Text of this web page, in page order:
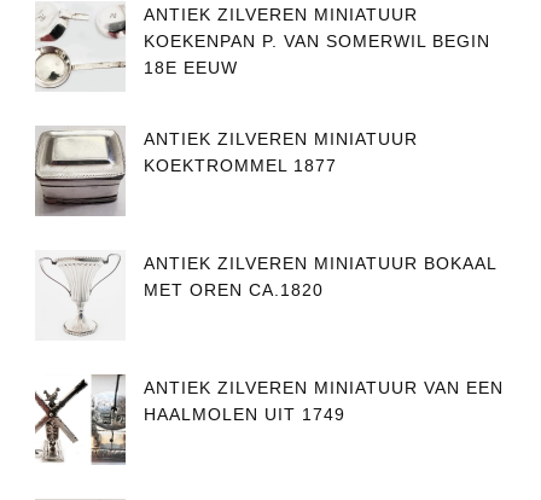
ANTIEK ZILVEREN MINIATUUR
KOEKENPAN P. VAN SOMERWIL BEGIN
18E EEUW
ANTIEK ZILVEREN MINIATUUR
KOEKTROMMEL 1877
ANTIEK ZILVEREN MINIATUUR BOKAAL
MET OREN CA.1820
ANTIEK ZILVEREN MINIATUUR VAN EEN
HAALMOLEN UIT 1749